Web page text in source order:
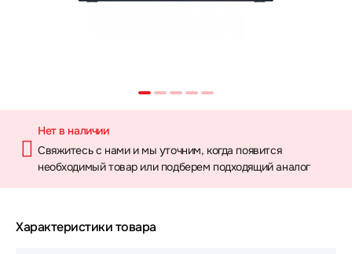
Нет в наличии
Свяжитесь с нами и мы уточним, когда появится
необходимый товар или подберем подходящий аналог
Характеристики товара